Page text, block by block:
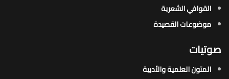
القوافي الشعرية​
موضوعات القصيدة​
صوتيات
المتون العلمية والأدبية